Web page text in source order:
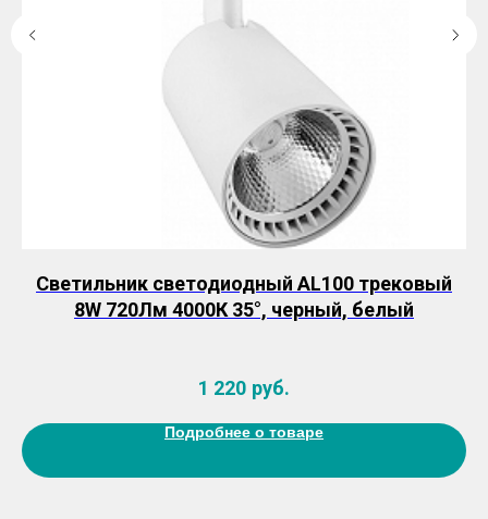
Светильник светодиодный AL100 трековый
8W 720Лм 4000К 35°, черный, белый
1 220 руб.
Подробнее о товаре